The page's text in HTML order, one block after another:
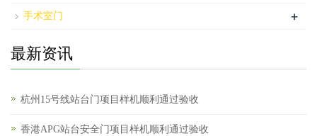
手术室门 +
最新资讯
杭州15号线站台门项目样机顺利通过验收
香港APG站台安全门项目样机顺利通过验收